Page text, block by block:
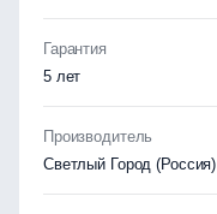
Гарантия
5 лет
Производитель
Светлый Город (Россия)